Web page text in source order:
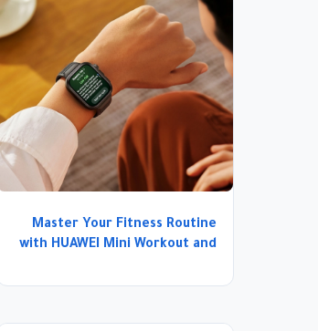
Master Your Fitness Routine
with HUAWEI Mini Workout and